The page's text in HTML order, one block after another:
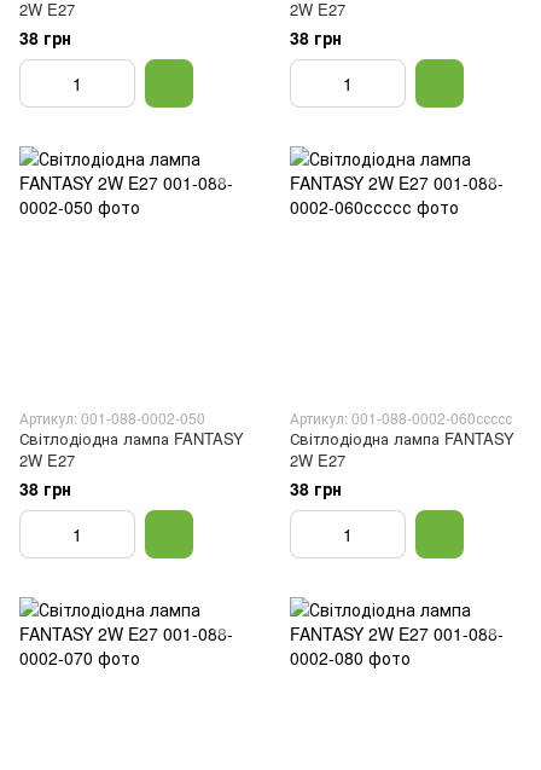
2W E27
38 грн
2W E27
38 грн
Артикул: 001-088-0002-050
Світлодіодна лампа FANTASY
2W E27
38 грн
Артикул: 001-088-0002-060ссссс
Світлодіодна лампа FANTASY
2W E27
38 грн